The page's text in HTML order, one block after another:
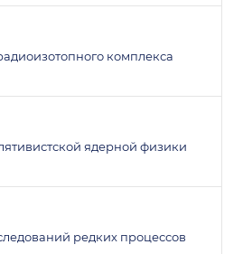
комплекса
ядерной физики
редких процессов